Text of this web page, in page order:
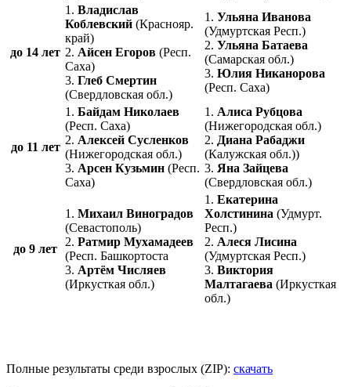
до 14 лет
1. Владислав
Коблевский (Краснояр.
край)
2. Айсен Егоров (Респ.
Саха)
3. Глеб Смертин
(Свердловская обл.)
1. Ульяна Иванова
(Удмуртская Респ.)
2. Ульяна Батаева
(Самарская обл.)
3. Юлия Никанорова
(Респ. Саха)
до 11 лет
1. Байдам Николаев
(Респ. Саха)
2. Алексей Сусленков
(Нижегородская обл.)
3. Арсен Кузьмин (Респ.
Саха)
1. Алиса Рубцова
(Нижегородская обл.)
2. Диана Рабаджи
(Калужская обл.))
3. Яна Зайцева
(Свердловская обл.)
до 9 лет
1. Михаил Виноградов
(Севастополь)
2. Ратмир Мухамадеев
(Респ. Башкортоста
3. Артём Числяев
(Иркусткая обл.)
1. Екатерина
Холстинина (Удмурт.
Респ.)
2. Алеся Лисина
(Удмуртская Респ.)
3. Виктория
Малтагаева (Иркусткая
обл.)
Полные результаты среди взрослых (ZIP): скачать